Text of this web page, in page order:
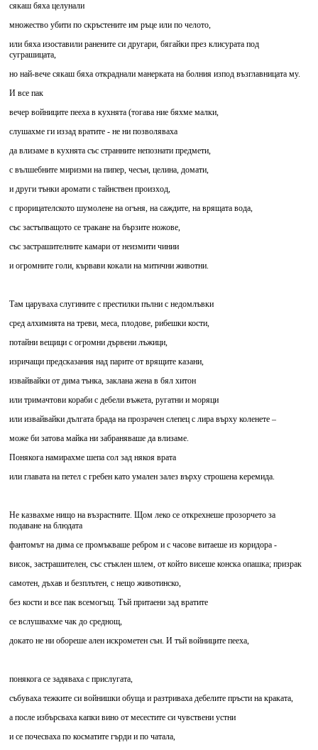
сякаш бяха целунали
множество убити по скръстените им ръце или по челото,
или бяха изоставили ранените си другари, бягайки през клисурата под
суграшицата,
но най-вече сякаш бяха откраднали манерката на болния изпод възглавницата му.
И все пак
вечер войниците пееха в кухнята (тогава ние бяхме малки,
слушахме ги иззад вратите - не ни позволяваха
да влизаме в кухнята със странните непознати предмети,
с вълшебните миризми на пипер, чесън, целина, домати,
и други тънки аромати с тайнствен произход,
с прорицателското шумолене на огъня, на саждите, на врящата вода,
със застъпващото се тракане на бързите ножове,
със застрашителните камари от неизмити чинии
и огромните голи, кървави кокали на митични животни.
Там царуваха слугините с престилки пълни с недомлъвки
сред алхимията на треви, меса, плодове, рибешки кости,
потайни вещици с огромни дървени лъжици,
изричащи предсказания над парите от врящите казани,
извайвайки от дима тънка, заклана жена в бял хитон
или тримачтови кораби с дебели въжета, ругатни и моряци
или извайвайки дългата брада на прозрачен слепец с лира върху коленете –
може би затова майка ни забраняваше да влизаме.
Понякога намирахме шепа сол зад някоя врата
или главата на петел с гребен като умален залез върху строшена керемида.
Не казвахме нищо на възрастните. Щом леко се открехнеше прозорчето за
подаване на блюдата
фантомът на дима се промъкваше ребром и с часове витаеше из коридора -
висок, застрашителен, със стъклен шлем, от който висеше конска опашка; призрак
самотен, дъхав и безплътен, с нещо животинско,
без кости и все пак всемогъщ. Тъй притаени зад вратите
се вслушвахме чак до среднощ,
докато не ни обореше ален искрометен сън. И тъй войниците пееха,
понякога се задяваха с прислугата,
събуваха тежките си войнишки обуща и разтриваха дебелите пръсти на краката,
а после избърсваха капки вино от месестите си чувствени устни
и се почесваха по косматите гърди и по чатала,